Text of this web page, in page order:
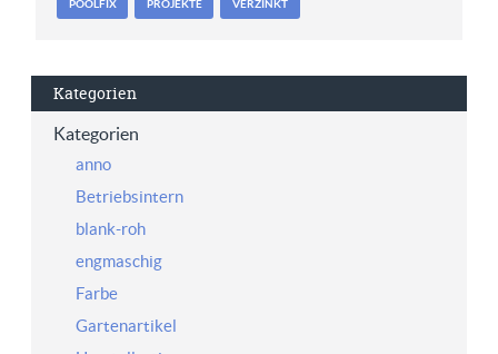
POOLFIX PROJEKTE VERZINKT
Kategorien
Kategorien
anno
Betriebsintern
blank-roh
engmaschig
Farbe
Gartenartikel